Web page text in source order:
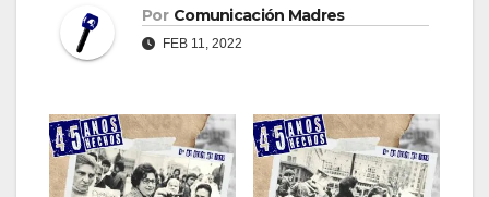
Por Comunicación Madres
FEB 11, 2022